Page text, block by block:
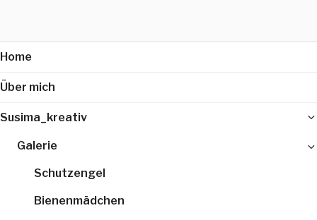
Home
Über mich
Susima_kreativ
Galerie
Schutzengel
Bienenmädchen